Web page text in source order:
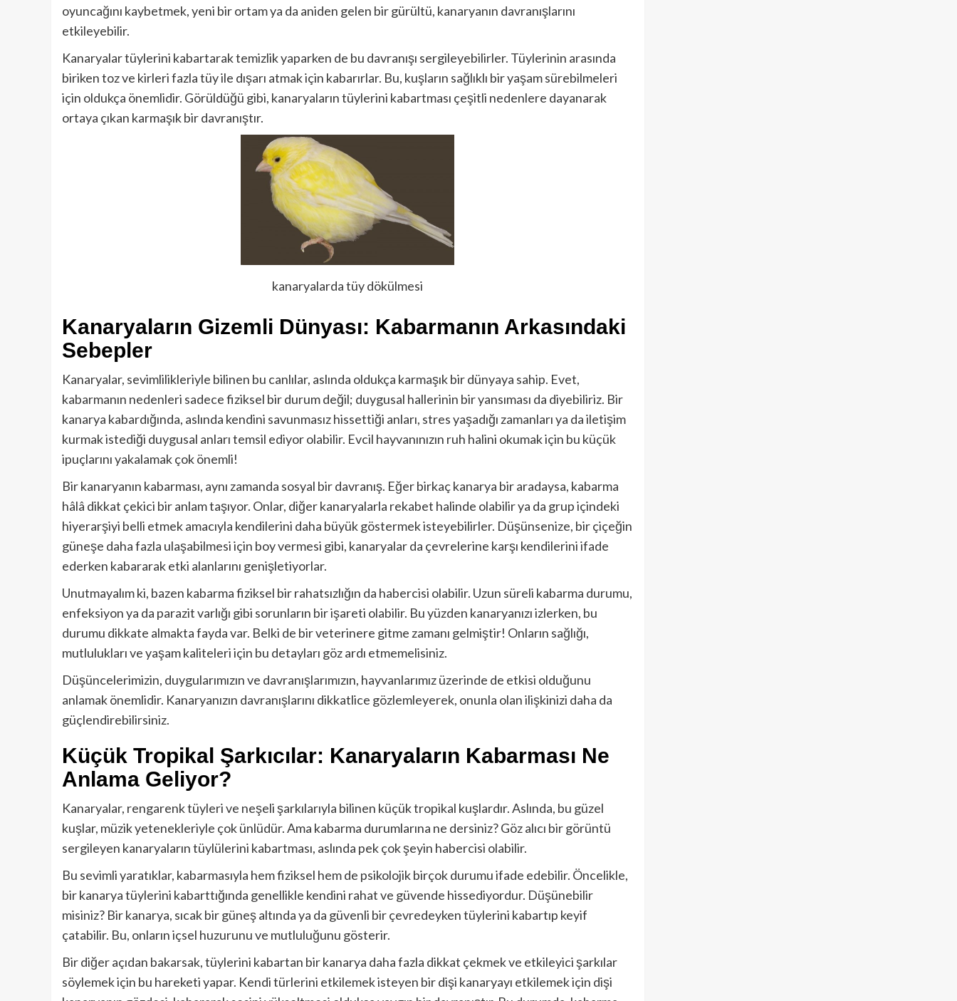
oyuncağını kaybetmek, yeni bir ortam ya da aniden gelen bir gürültü, kanaryanın davranışlarını
etkileyebilir.
Kanaryalar tüylerini kabartarak temizlik yaparken de bu davranışı sergileyebilirler. Tüylerinin arasında
biriken toz ve kirleri fazla tüy ile dışarı atmak için kabarırlar. Bu, kuşların sağlıklı bir yaşam sürebilmeleri
için oldukça önemlidir. Görüldüğü gibi, kanaryaların tüylerini kabartması çeşitli nedenlere dayanarak
ortaya çıkan karmaşık bir davranıştır.
kanaryalarda tüy dökülmesi
Kanaryaların Gizemli Dünyası: Kabarmanın Arkasındaki
Sebepler
Kanaryalar, sevimlilikleriyle bilinen bu canlılar, aslında oldukça karmaşık bir dünyaya sahip. Evet,
kabarmanın nedenleri sadece fiziksel bir durum değil; duygusal hallerinin bir yansıması da diyebiliriz. Bir
kanarya kabardığında, aslında kendini savunmasız hissettiği anları, stres yaşadığı zamanları ya da iletişim
kurmak istediği duygusal anları temsil ediyor olabilir. Evcil hayvanınızın ruh halini okumak için bu küçük
ipuçlarını yakalamak çok önemli!
Bir kanaryanın kabarması, aynı zamanda sosyal bir davranış. Eğer birkaç kanarya bir aradaysa, kabarma
hâlâ dikkat çekici bir anlam taşıyor. Onlar, diğer kanaryalarla rekabet halinde olabilir ya da grup içindeki
hiyerarşiyi belli etmek amacıyla kendilerini daha büyük göstermek isteyebilirler. Düşünsenize, bir çiçeğin
güneşe daha fazla ulaşabilmesi için boy vermesi gibi, kanaryalar da çevrelerine karşı kendilerini ifade
ederken kabararak etki alanlarını genişletiyorlar.
Unutmayalım ki, bazen kabarma fiziksel bir rahatsızlığın da habercisi olabilir. Uzun süreli kabarma durumu,
enfeksiyon ya da parazit varlığı gibi sorunların bir işareti olabilir. Bu yüzden kanaryanızı izlerken, bu
durumu dikkate almakta fayda var. Belki de bir veterinere gitme zamanı gelmiştir! Onların sağlığı,
mutlulukları ve yaşam kaliteleri için bu detayları göz ardı etmemelisiniz.
Düşüncelerimizin, duygularımızın ve davranışlarımızın, hayvanlarımız üzerinde de etkisi olduğunu
anlamak önemlidir. Kanaryanızın davranışlarını dikkatlice gözlemleyerek, onunla olan ilişkinizi daha da
güçlendirebilirsiniz.
Küçük Tropikal Şarkıcılar: Kanaryaların Kabarması Ne
Anlama Geliyor?
Kanaryalar, rengarenk tüyleri ve neşeli şarkılarıyla bilinen küçük tropikal kuşlardır. Aslında, bu güzel
kuşlar, müzik yetenekleriyle çok ünlüdür. Ama kabarma durumlarına ne dersiniz? Göz alıcı bir görüntü
sergileyen kanaryaların tüylülerini kabartması, aslında pek çok şeyin habercisi olabilir.
Bu sevimli yaratıklar, kabarmasıyla hem fiziksel hem de psikolojik birçok durumu ifade edebilir. Öncelikle,
bir kanarya tüylerini kabarttığında genellikle kendini rahat ve güvende hissediyordur. Düşünebilir
misiniz? Bir kanarya, sıcak bir güneş altında ya da güvenli bir çevredeyken tüylerini kabartıp keyif
çatabilir. Bu, onların içsel huzurunu ve mutluluğunu gösterir.
Bir diğer açıdan bakarsak, tüylerini kabartan bir kanarya daha fazla dikkat çekmek ve etkileyici şarkılar
söylemek için bu hareketi yapar. Kendi türlerini etkilemek isteyen bir dişi kanaryayı etkilemek için dişi